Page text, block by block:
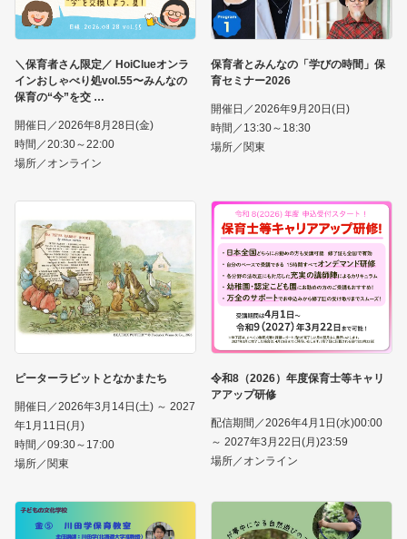
＼保育者さん限定／ HoiClueオンラ
インおしゃべり処vol.55〜みんなの
保育の“今”を交
開催日／2026年8月28日(金)
時間／20:30～22:00
場所／オンライン
保育者とみんなの「学びの時間」保
育セミナー2026
開催日／2026年9月20日(日)
時間／13:30～18:30
場所／関東
ピーターラビットとなかまたち
開催日／2026年3月14日(土) ～ 2027
年1月11日(月)
時間／09:30～17:00
場所／関東
令和8（2026）年度保育士等キャリ
アアップ研修
配信期間／2026年4月1日(水)00:00
～ 2027年3月22日(月)23:59
場所／オンライン